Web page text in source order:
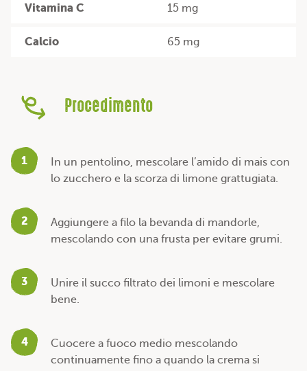
Vitamina C 15 mg
Calcio 65 mg
Procedimento
1
In un pentolino, mescolare l’amido di mais con
lo zucchero e la scorza di limone grattugiata.
2
Aggiungere a filo la bevanda di mandorle,
mescolando con una frusta per evitare grumi.
3
Unire il succo filtrato dei limoni e mescolare
bene.
4
Cuocere a fuoco medio mescolando
continuamente fino a quando la crema si